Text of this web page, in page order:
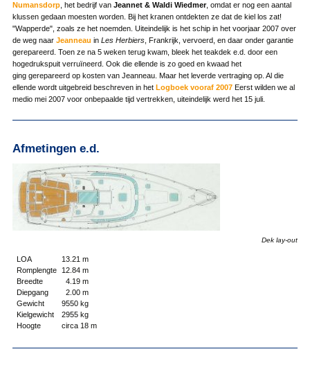
Numansdorp, het bedrijf van Jeannet & Waldi Wiedmer, omdat er nog een aantal
klussen gedaan moesten worden. Bij het kranen ontdekten ze dat de kiel los zat!
"Wapperde", zoals ze het noemden. Uiteindelijk is het schip in het voorjaar 2007 over
de weg naar Jeanneau in Les Herbiers, Frankrijk, vervoerd, en daar onder garantie
gerepareerd. Toen ze na 5 weken terug kwam, bleek het teakdek e.d. door een
hogedrukspuit verruïneerd. Ook die ellende is zo goed en kwaad het
ging gerepareerd op kosten van Jeanneau. Maar het leverde vertraging op. Al die
ellende wordt uitgebreid beschreven in het Logboek vooraf 2007Eerst wilden we al
medio mei 2007 voor onbepaalde tijd vertrekken, uiteindelijk werd het 15 juli.
Afmetingen e.d.
Dek lay-out
LOA
13.21 m
Romplengte
12.84 m
Breedte
4.19 m
Diepgang
2.00 m
Gewicht
9550 kg
Kielgewicht
2955 kg
Hoogte
circa 18 m